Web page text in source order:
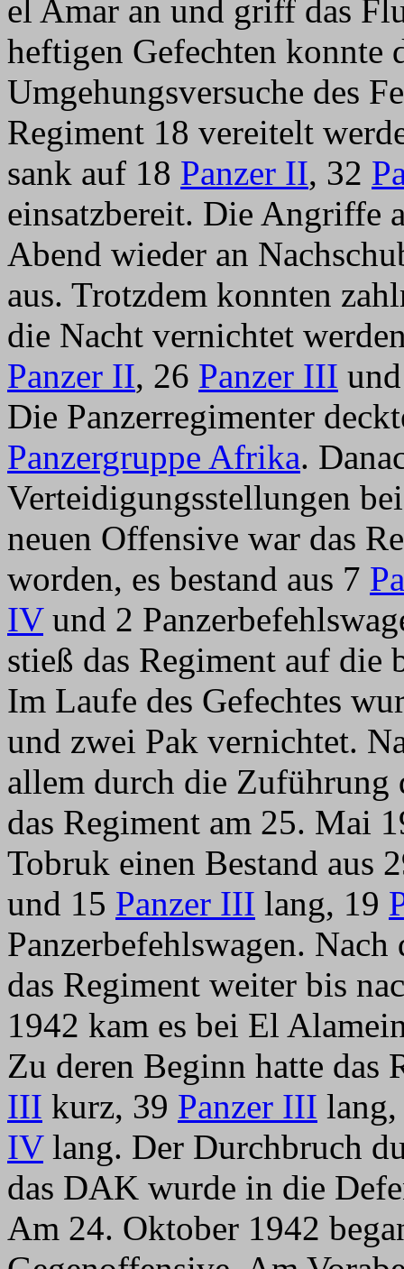
el Amar an und griff das
heftigen Gefechten konnte
Umgehungsversuche des
Regiment 18 vereitelt
sank auf 18 Panzer II, 32
einsatzbereit. Die Angriffe
Abend wieder an
aus. Trotzdem konnten
die Nacht vernichtet
Panzer II, 26 Panzer III
Die Panzerregimenter
Panzergruppe Afrika.
Verteidigungsstellungen
neuen Offensive war das
worden, es bestand aus 7
IVund 2
stieß das Regiment auf
Im Laufe des Gefechtes
und zwei Pak vernichtet.
allem durch die Zuführung
das Regiment am 25. Mai
Tobruk einen Bestand aus
und 15 Panzer III lang, 19
Panzerbefehlswagen.
das Regiment weiter bis
1942 kam es bei El
Zu deren Beginn hatte das
III kurz, 39 Panzer III
IVlang. Der Durchbruch
das DAK wurde in die
Am 24. Oktober 1942